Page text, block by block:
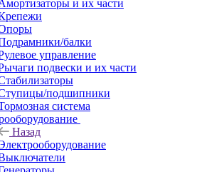
и их части
балки
управление
подвески и их части
подшипники
система
Назад